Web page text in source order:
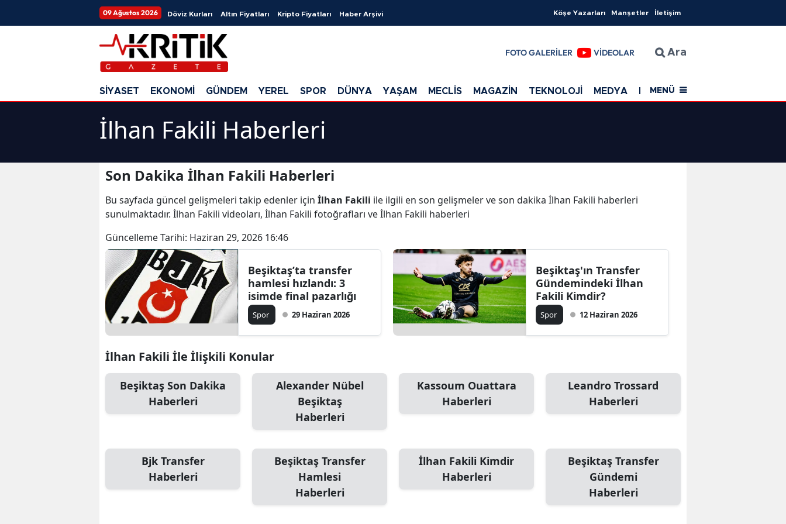
09 Ağustos 2026 Döviz Kurları Altın Fiyatları Kripto Fiyatları Haber Arşivi Köşe Yazarları Manşetler İletişim
FOTO GALERİLER VİDEOLAR Ara
SİYASET EKONOMİ GÜNDEM YEREL SPOR DÜNYA YAŞAM MECLİS MAGAZİN TEKNOLOJİ MEDYA EĞİTİM SAĞLIK
MENÜ
İlhan Fakili Haberleri
Son Dakika İlhan Fakili Haberleri
Bu sayfada güncel gelişmeleri takip edenler için İlhan Fakili ile ilgili en son gelişmeler ve son dakika İlhan Fakili haberleri
sunulmaktadır. İlhan Fakili videoları, İlhan Fakili fotoğrafları ve İlhan Fakili haberleri
Güncelleme Tarihi: Haziran 29, 2026 16:46
Beşiktaş’ta transfer
hamlesi hızlandı: 3
isimde final pazarlığı
Spor 29 Haziran 2026
Beşiktaş'ın Transfer
Gündemindeki İlhan
Fakili Kimdir?
Spor 12 Haziran 2026
İlhan Fakili İle İlişkili Konular
Beşiktaş Son Dakika
Haberleri
Alexander Nübel
Beşiktaş
Haberleri
Kassoum Ouattara
Haberleri
Leandro Trossard
Haberleri
Bjk Transfer
Haberleri
Beşiktaş Transfer
Hamlesi
Haberleri
İlhan Fakili Kimdir
Haberleri
Beşiktaş Transfer
Gündemi
Haberleri